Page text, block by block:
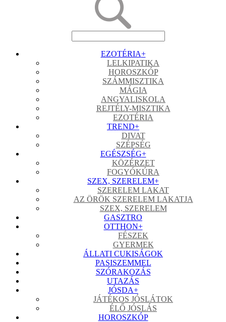
EZOTÉRIA+
LELKIPATIKA
HOROSZKÓP
SZÁMMISZTIKA
MÁGIA
ANGYALISKOLA
REJTÉLY-MISZTIKA
EZOTÉRIA
TREND+
DIVAT
SZÉPSÉG
EGÉSZSÉG+
KÖZÉRZET
FOGYÓKÚRA
SZEX, SZERELEM+
SZERELEM LAKAT
AZ ÖRÖK SZERELEM LAKATJA
SZEX, SZERELEM
GASZTRO
OTTHON+
FÉSZEK
GYERMEK
ÁLLATI CUKISÁGOK
PASISZEMMEL
SZÓRAKOZÁS
UTAZÁS
JÓSDA+
JÁTÉKOS JÓSLÁTOK
ÉLŐ JÓSLÁS
HOROSZKÓP